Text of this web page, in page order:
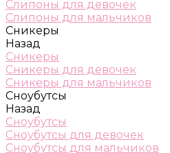
Слипоны для девочек
Слипоны для мальчиков
Сникеры
Назад
Сникеры
Сникеры для девочек
Сникеры для мальчиков
Сноубутсы
Назад
Сноубутсы
Сноубутсы для девочек
Сноубутсы для мальчиков